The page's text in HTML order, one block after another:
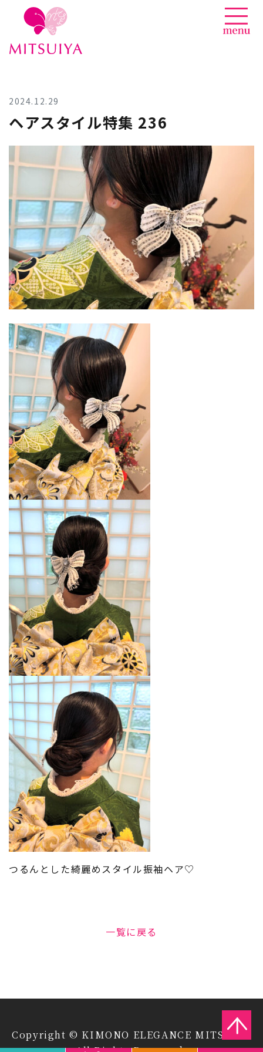
content
2024.12.29
ヘアスタイル特集 236
つるんとした綺麗めスタイル振袖ヘア♡
一覧に戻る
Copyright © KIMONO ELEGANCE MITSUIYA